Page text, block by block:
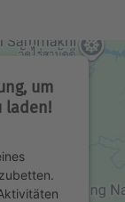
um
laden!